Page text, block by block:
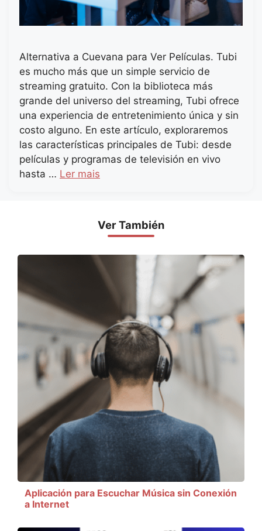
Alternativa a Cuevana para Ver Películas. Tubi
es mucho más que un simple servicio de
streaming gratuito. Con la biblioteca más
grande del universo del streaming, Tubi ofrece
una experiencia de entretenimiento única y sin
costo alguno. En este artículo, exploraremos
las características principales de Tubi: desde
películas y programas de televisión en vivo
hasta … Ler mais
Ver También
Aplicación para Escuchar Música sin Conexión
a Internet